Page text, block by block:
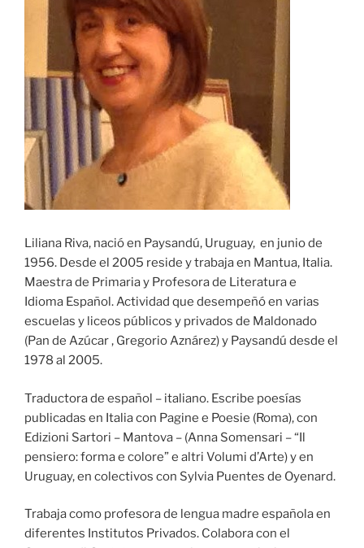
Liliana Riva, nació en Paysandú, Uruguay, en junio de
1956. Desde el 2005 reside y trabaja en Mantua, Italia.
Maestra de Primaria y Profesora de Literatura e
Idioma Español. Actividad que desempeñó en varias
escuelas y liceos públicos y privados de Maldonado
(Pan de Azúcar , Gregorio Aznárez) y Paysandú desde el
1978 al 2005.
Traductora de español – italiano. Escribe poesías
publicadas en Italia con Pagine e Poesie (Roma), con
Edizioni Sartori – Mantova – (Anna Somensari – “Il
pensiero: forma e colore” e altri Volumi d’Arte) y en
Uruguay, en colectivos con Sylvia Puentes de Oyenard.
Trabaja como profesora de lengua madre española en
diferentes Institutos Privados. Colabora con el